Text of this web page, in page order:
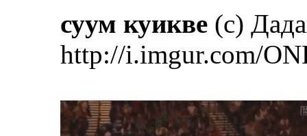
суум куикве (с)
http://i.imgur.com/